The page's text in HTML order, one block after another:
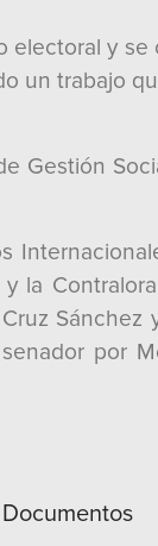
electoral y se
un trabajo
Gestión
la
Sánchez
por
Documentos